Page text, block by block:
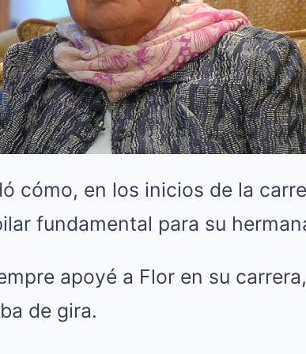
cómo, en los inicios de la
fundamental para su
apoyé a Flor en su
de gira.